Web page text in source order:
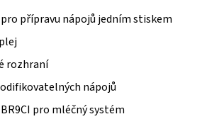
pro přípravu nápojů jedním stiskem
rozhraní
nápojů
pro mléčný systém